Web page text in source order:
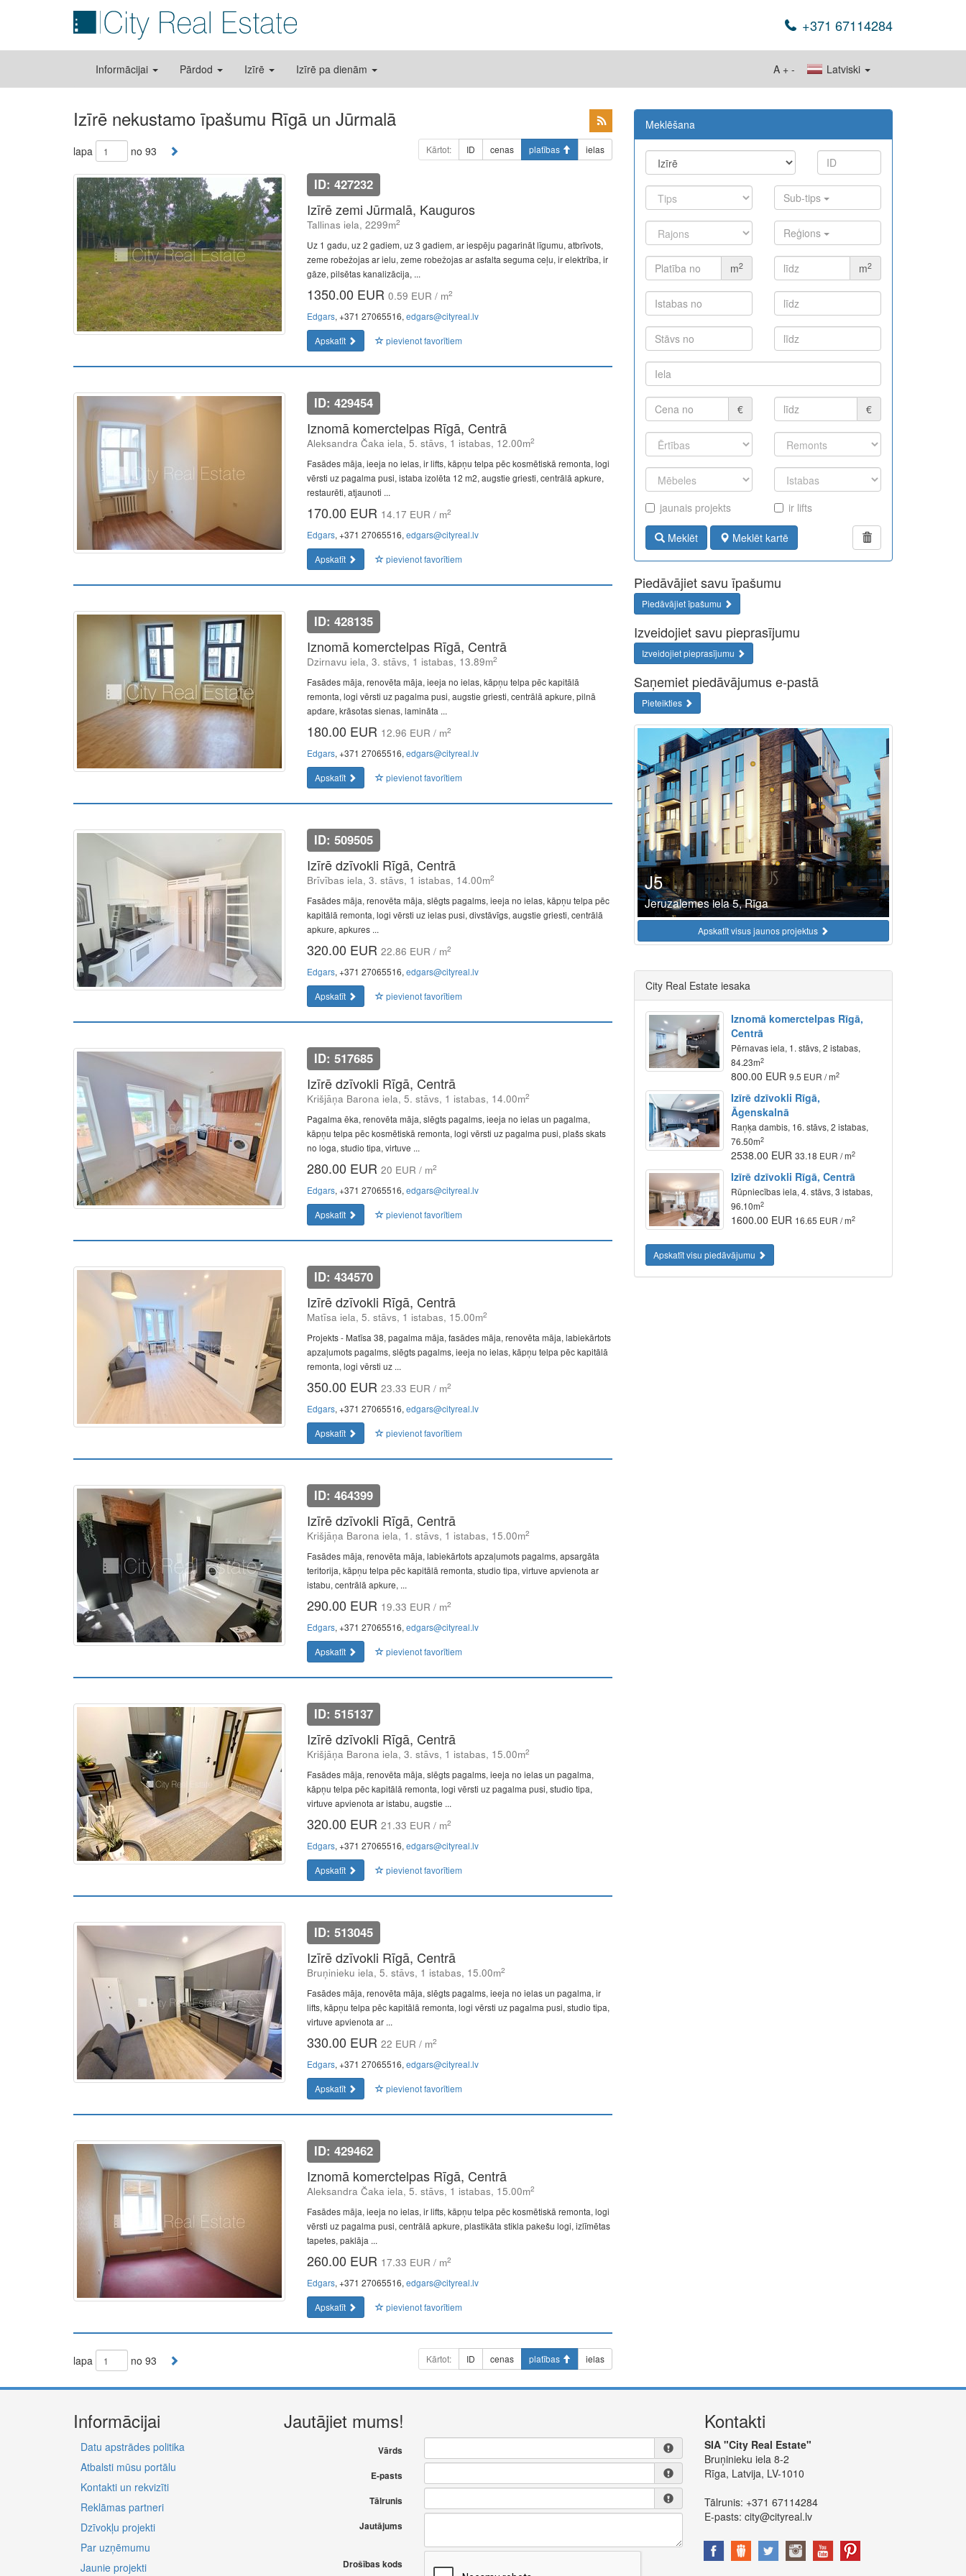
+371 67114284
Informācijai Pārdod Izīrē Izīrē pa dienām Latviski
A + -
Izīrē nekustamo īpašumu Rīgā un Jūrmalā
lapa no 93 Kārtot: ID cenas platības ielas
ID: 427232
Izīrē zemi Jūrmalā, Kauguros
Tallinas iela, 2299m2
Uz 1 gadu, uz 2 gadiem, uz 3 gadiem, ar iespēju pagarināt līgumu, atbrīvots,
zeme robežojas ar ielu, zeme robežojas ar asfalta seguma ceļu, ir elektrība, ir
gāze, pilsētas kanalizācija, ...
1350.00 EUR 0.59 EUR / m2
Edgars, +371 27065516, edgars@cityreal.lv
Apskatīt
pievienot favorītiem
ID: 429454
Iznomā komerctelpas Rīgā, Centrā
Aleksandra Čaka iela, 5. stāvs, 1 istabas, 12.00m2
Fasādes māja, ieeja no ielas, ir lifts, kāpņu telpa pēc kosmētiskā remonta, logi
vērsti uz pagalma pusi, istaba izolēta 12 m2, augstie griesti, centrālā apkure,
restaurēti, atjaunoti ...
170.00 EUR 14.17 EUR / m2
Edgars, +371 27065516, edgars@cityreal.lv
Apskatīt
pievienot favorītiem
ID: 428135
Iznomā komerctelpas Rīgā, Centrā
Dzirnavu iela, 3. stāvs, 1 istabas, 13.89m2
Fasādes māja, renovēta māja, ieeja no ielas, kāpņu telpa pēc kapitālā
remonta, logi vērsti uz pagalma pusi, augstie griesti, centrālā apkure, pilnā
apdare, krāsotas sienas, lamināta ...
180.00 EUR 12.96 EUR / m2
Edgars, +371 27065516, edgars@cityreal.lv
Apskatīt
pievienot favorītiem
ID: 509505
Izīrē dzīvokli Rīgā, Centrā
Brīvības iela, 3. stāvs, 1 istabas, 14.00m2
Fasādes māja, renovēta māja, slēgts pagalms, ieeja no ielas, kāpņu telpa pēc
kapitālā remonta, logi vērsti uz ielas pusi, divstāvīgs, augstie griesti, centrālā
apkure, apkures ...
320.00 EUR 22.86 EUR / m2
Edgars, +371 27065516, edgars@cityreal.lv
Apskatīt
pievienot favorītiem
ID: 517685
Izīrē dzīvokli Rīgā, Centrā
Krišjāņa Barona iela, 5. stāvs, 1 istabas, 14.00m2
Pagalma ēka, renovēta māja, slēgts pagalms, ieeja no ielas un pagalma,
kāpņu telpa pēc kosmētiskā remonta, logi vērsti uz pagalma pusi, plašs skats
no loga, studio tipa, virtuve ...
280.00 EUR 20 EUR / m2
Edgars, +371 27065516, edgars@cityreal.lv
Apskatīt
pievienot favorītiem
ID: 434570
Izīrē dzīvokli Rīgā, Centrā
Matīsa iela, 5. stāvs, 1 istabas, 15.00m2
Projekts - Matīsa 38, pagalma māja, fasādes māja, renovēta māja, labiekārtots
apzaļumots pagalms, slēgts pagalms, ieeja no ielas, kāpņu telpa pēc kapitālā
remonta, logi vērsti uz ...
350.00 EUR 23.33 EUR / m2
Edgars, +371 27065516, edgars@cityreal.lv
Apskatīt
pievienot favorītiem
ID: 464399
Izīrē dzīvokli Rīgā, Centrā
Krišjāņa Barona iela, 1. stāvs, 1 istabas, 15.00m2
Fasādes māja, renovēta māja, labiekārtots apzaļumots pagalms, apsargāta
teritorija, kāpņu telpa pēc kapitālā remonta, studio tipa, virtuve apvienota ar
istabu, centrālā apkure, ...
290.00 EUR 19.33 EUR / m2
Edgars, +371 27065516, edgars@cityreal.lv
Apskatīt
pievienot favorītiem
ID: 515137
Izīrē dzīvokli Rīgā, Centrā
Krišjāņa Barona iela, 3. stāvs, 1 istabas, 15.00m2
Fasādes māja, renovēta māja, slēgts pagalms, ieeja no ielas un pagalma,
kāpņu telpa pēc kapitālā remonta, logi vērsti uz pagalma pusi, studio tipa,
virtuve apvienota ar istabu, augstie ...
320.00 EUR 21.33 EUR / m2
Edgars, +371 27065516, edgars@cityreal.lv
Apskatīt
pievienot favorītiem
ID: 513045
Izīrē dzīvokli Rīgā, Centrā
Bruņinieku iela, 5. stāvs, 1 istabas, 15.00m2
Fasādes māja, renovēta māja, slēgts pagalms, ieeja no ielas un pagalma, ir
lifts, kāpņu telpa pēc kapitālā remonta, logi vērsti uz pagalma pusi, studio tipa,
virtuve apvienota ar ...
330.00 EUR 22 EUR / m2
Edgars, +371 27065516, edgars@cityreal.lv
Apskatīt
pievienot favorītiem
ID: 429462
Iznomā komerctelpas Rīgā, Centrā
Aleksandra Čaka iela, 5. stāvs, 1 istabas, 15.00m2
Fasādes māja, ieeja no ielas, ir lifts, kāpņu telpa pēc kosmētiskā remonta, logi
vērsti uz pagalma pusi, centrālā apkure, plastikāta stikla pakešu logi, izlīmētas
tapetes, paklāja ...
260.00 EUR 17.33 EUR / m2
Edgars, +371 27065516, edgars@cityreal.lv
Apskatīt
pievienot favorītiem
lapa no 93 Kārtot: ID cenas platības ielas
Meklēšana
Sub-tips
Reģions
m2 m2
€ €
jaunais projekts ir lifts
Meklēt Meklēt kartē
Piedāvājiet savu īpašumu
Piedāvājiet īpašumu
Izveidojiet savu pieprasījumu
Izveidojiet pieprasījumu
Saņemiet piedāvājumus e-pastā
Pieteikties
J5
Jeruzalemes iela 5, Rīga
Apskatīt visus jaunos projektus
City Real Estate iesaka
Iznomā komerctelpas Rīgā,
Centrā
Pērnavas iela, 1. stāvs, 2 istabas,
84.23m2
800.00 EUR9.5 EUR / m2
Izīrē dzīvokli Rīgā,
Āgenskalnā
Raņķa dambis, 16. stāvs, 2 istabas,
76.50m2
2538.00 EUR33.18 EUR / m2
Izīrē dzīvokli Rīgā, Centrā
Rūpniecības iela, 4. stāvs, 3 istabas,
96.10m2
1600.00 EUR 16.65 EUR / m2
Apskatīt visu piedāvājumu
Informācijai
Datu apstrādes politika
Atbalsti mūsu portālu
Kontakti un rekvizīti
Reklāmas partneri
Dzīvokļu projekti
Par uzņēmumu
Jaunie projekti
Jautājiet mums!
Vārds
E-pasts
Tālrunis
Jautājums
Drošības kods
Kontakti
SIA "City Real Estate"
Bruņinieku iela 8-2
Rīga, Latvija, LV-1010
Tālrunis: +371 67114284
E-pasts: city@cityreal.lv